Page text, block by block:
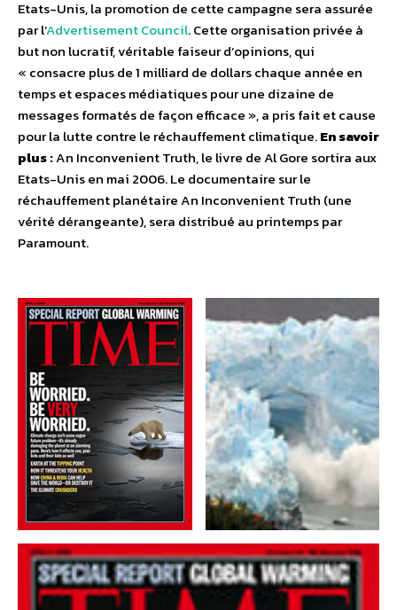
Etats-Unis, la promotion de cette campagne sera assurée
par l’Advertisement Council. Cette organisation privée à
but non lucratif, véritable faiseur d’opinions, qui
« consacre plus de 1 milliard de dollars chaque année en
temps et espaces médiatiques pour une dizaine de
messages formatés de façon efficace », a pris fait et cause
pour la lutte contre le réchauffement climatique.En savoir
plus :An Inconvenient Truth, le livre de Al Gore sortira aux
Etats-Unis en mai 2006. Le documentaire sur le
réchauffement planétaire An Inconvenient Truth (une
vérité dérangeante), sera distribué au printemps par
Paramount.